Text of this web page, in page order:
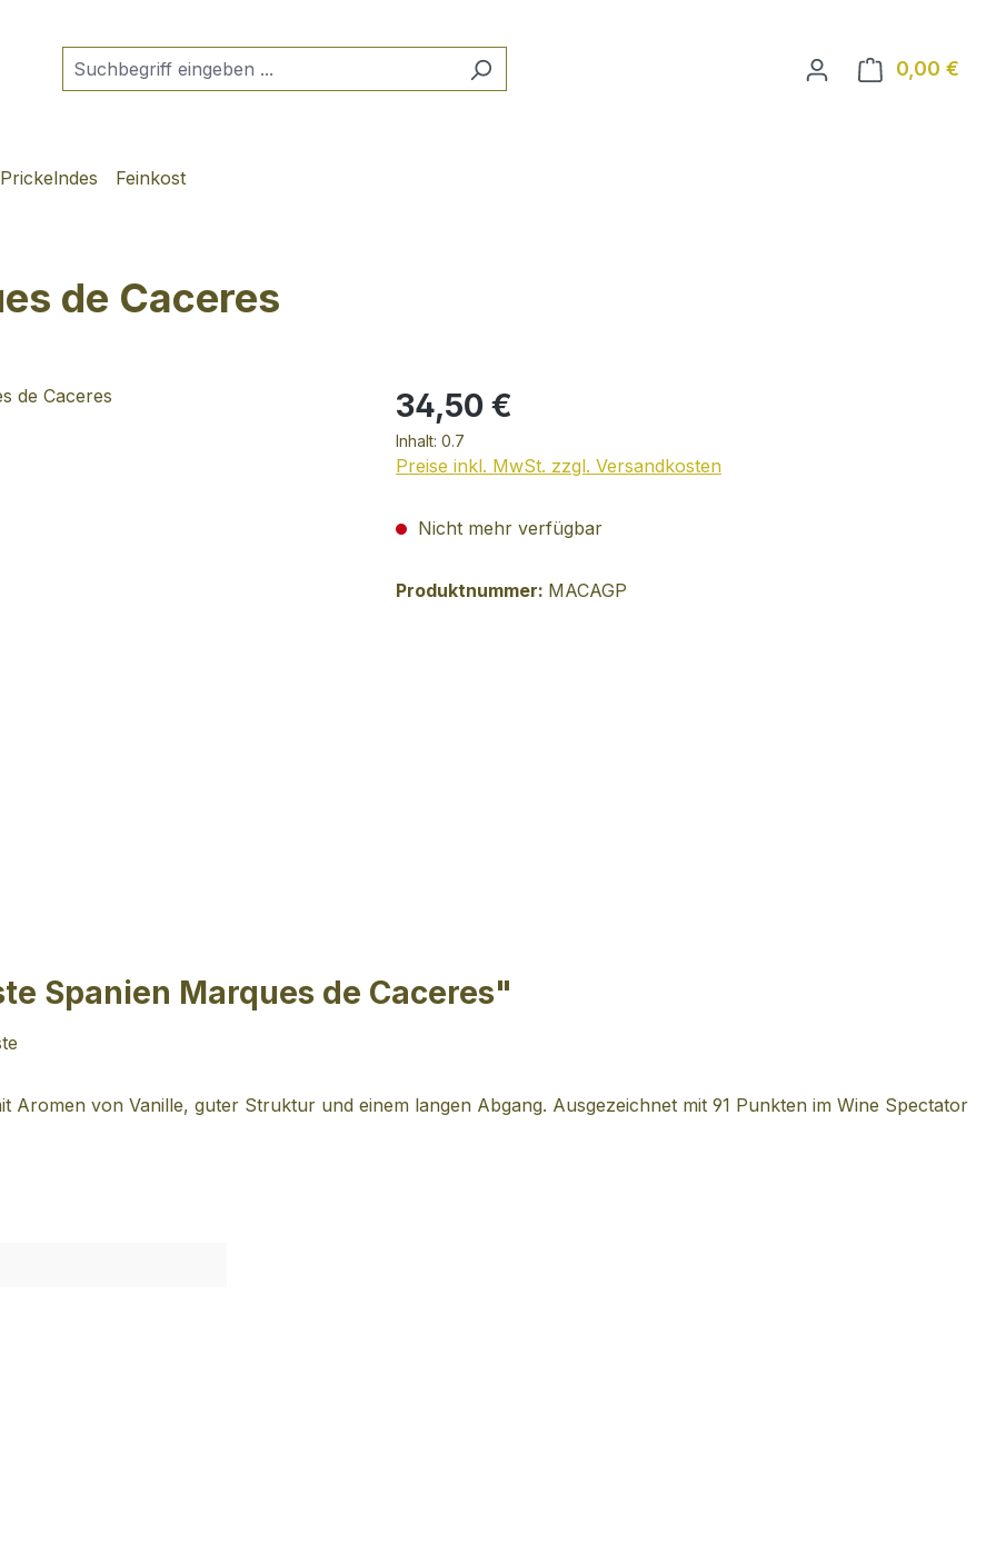
0,00 €
Prickelndes Feinkost
de Caceres
34,50 €
Inhalt: 0.7
Preise inkl. MwSt. zzgl. Versandkosten
Nicht mehr verfügbar
Produktnummer: MACAGP
Spanien Marques de Caceres"
Aromen von Vanille, guter Struktur und einem langen Abgang. Ausgezeichnet mit 91 Punkten im Wine Spectator